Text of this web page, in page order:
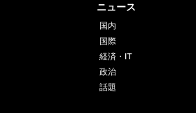
ニュース
国内
国際
経済・IT
政治
話題